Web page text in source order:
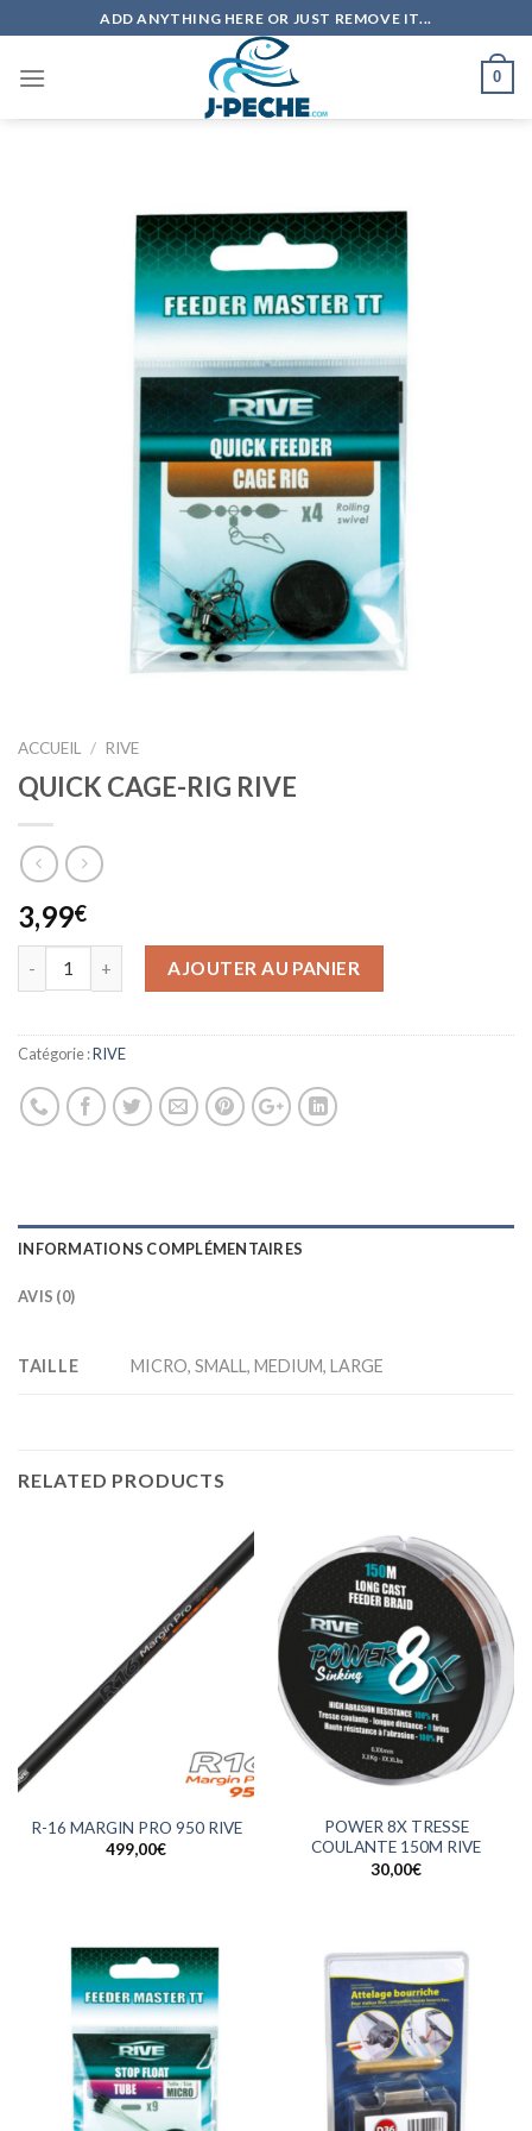
to
content
ADD ANYTHING HERE OR JUST REMOVE IT...
0
ACCUEIL / RIVE
QUICK CAGE-RIG RIVE
3,99€
AJOUTER AU PANIER
Catégorie :RIVE
INFORMATIONS COMPLÉMENTAIRES
AVIS (0)
TAILLE MICRO, SMALL, MEDIUM, LARGE
RELATED PRODUCTS
R-16 MARGIN PRO 950 RIVE
499,00€
POWER 8X TRESSE
COULANTE 150M RIVE
30,00€